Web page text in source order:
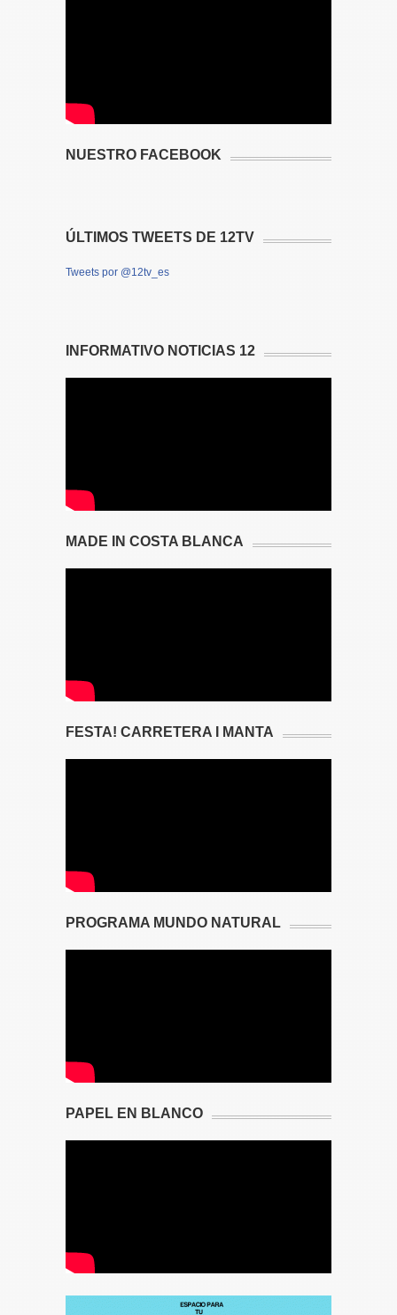
NUESTRO FACEBOOK
ÚLTIMOS TWEETS DE 12TV
Tweets por @12tv_es
INFORMATIVO NOTICIAS 12
MADE IN COSTA BLANCA
FESTA! CARRETERA I MANTA
PROGRAMA MUNDO NATURAL
PAPEL EN BLANCO